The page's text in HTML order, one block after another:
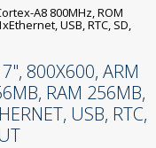
A8 800MHz, ROM
USB, RTC, SD,
800X600, ARM
RAM 256MB,
USB, RTC,